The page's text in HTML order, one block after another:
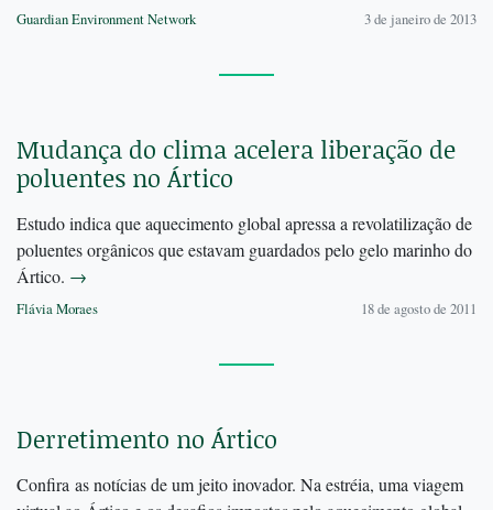
Guardian Environment Network 3 de janeiro de 2013
Mudança do clima acelera liberação de
poluentes no Ártico
Estudo indica que aquecimento global apressa a revolatilização de
poluentes orgânicos que estavam guardados pelo gelo marinho do
Ártico. →
Flávia Moraes 18 de agosto de 2011
Derretimento no Ártico
Confira as notícias de um jeito inovador. Na estréia, uma viagem